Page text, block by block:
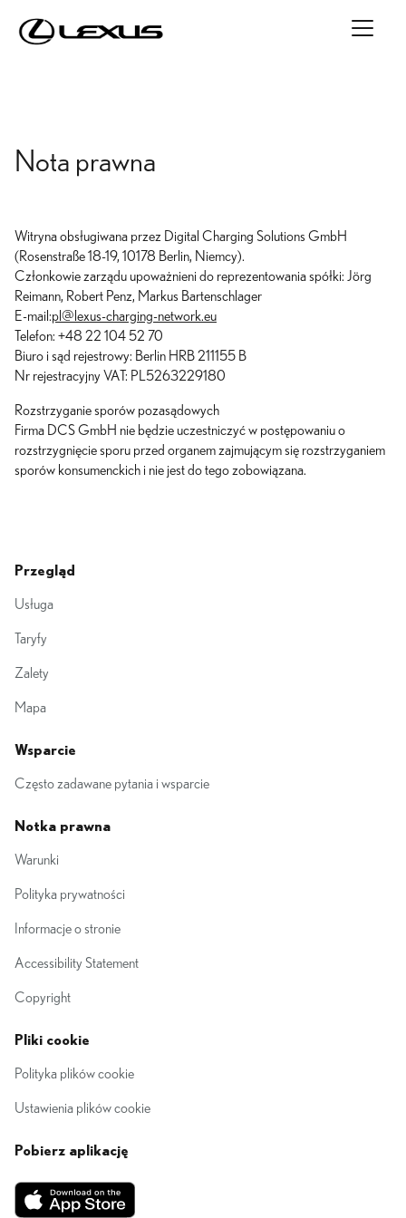
Nota prawna
Witryna obsługiwana przez Digital Charging Solutions GmbH
(Rosenstraße 18-19, 10178 Berlin, Niemcy).
Członkowie zarządu upoważnieni do reprezentowania spółki: Jörg
Reimann, Robert Penz, Markus Bartenschlager
E-mail:pl@lexus-charging-network.eu
Telefon: +48 22 104 52 70
Biuro i sąd rejestrowy: Berlin HRB 211155 B
Nr rejestracyjny VAT: PL5263229180
Rozstrzyganie sporów pozasądowych
Firma DCS GmbH nie będzie uczestniczyć w postępowaniu o
rozstrzygnięcie sporu przed organem zajmującym się rozstrzyganiem
sporów konsumenckich i nie jest do tego zobowiązana.
Przegląd
Usługa
Taryfy
Zalety
Mapa
Wsparcie
Często zadawane pytania i wsparcie
Notka prawna
Warunki
Polityka prywatności
Informacje o stronie
Accessibility Statement
Copyright
Pliki cookie
Polityka plików cookie
Ustawienia plików cookie
Pobierz aplikację